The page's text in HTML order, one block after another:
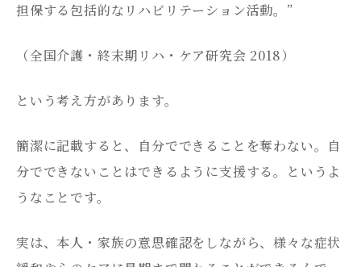
担保する包括的なリハビリテーション活動。”
（全国介護・終末期リハ・ケア研究会 2018）
という考え方があります。
簡潔に記載すると、自分でできることを奪わない。自
分でできないことはできるように支援する。というよ
うなことです。
実は、本人・家族の意思確認をしながら、様々な症状